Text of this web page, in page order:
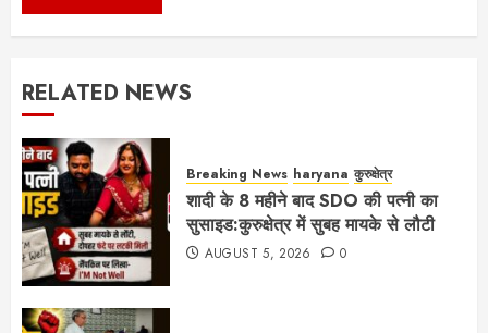
RELATED NEWS
Breaking News haryana कुरुक्षेत्र
शादी के 8 महीने बाद SDO की पत्नी का
सुसाइड:कुरुक्षेत्र में सुबह मायके से लौटी
AUGUST 5, 2026 0